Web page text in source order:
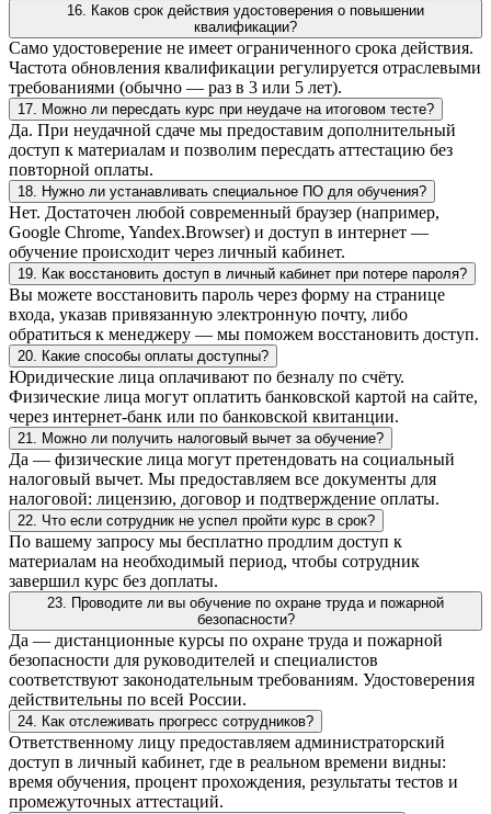
16. Каков срок действия удостоверения о повышении
квалификации?
Само удостоверение не имеет ограниченного срока действия.
Частота обновления квалификации регулируется отраслевыми
требованиями (обычно — раз в 3 или 5 лет).
17. Можно ли пересдать курс при неудаче на итоговом тесте?
Да. При неудачной сдаче мы предоставим дополнительный
доступ к материалам и позволим пересдать аттестацию без
повторной оплаты.
18. Нужно ли устанавливать специальное ПО для обучения?
Нет. Достаточен любой современный браузер (например,
Google Chrome, Yandex.Browser) и доступ в интернет —
обучение происходит через личный кабинет.
19. Как восстановить доступ в личный кабинет при потере пароля?
Вы можете восстановить пароль через форму на странице
входа, указав привязанную электронную почту, либо
обратиться к менеджеру — мы поможем восстановить доступ.
20. Какие способы оплаты доступны?
Юридические лица оплачивают по безналу по счёту.
Физические лица могут оплатить банковской картой на сайте,
через интернет-банк или по банковской квитанции.
21. Можно ли получить налоговый вычет за обучение?
Да — физические лица могут претендовать на социальный
налоговый вычет. Мы предоставляем все документы для
налоговой: лицензию, договор и подтверждение оплаты.
22. Что если сотрудник не успел пройти курс в срок?
По вашему запросу мы бесплатно продлим доступ к
материалам на необходимый период, чтобы сотрудник
завершил курс без доплаты.
23. Проводите ли вы обучение по охране труда и пожарной
безопасности?
Да — дистанционные курсы по охране труда и пожарной
безопасности для руководителей и специалистов
соответствуют законодательным требованиям. Удостоверения
действительны по всей России.
24. Как отслеживать прогресс сотрудников?
Ответственному лицу предоставляем администраторский
доступ в личный кабинет, где в реальном времени видны:
время обучения, процент прохождения, результаты тестов и
промежуточных аттестаций.